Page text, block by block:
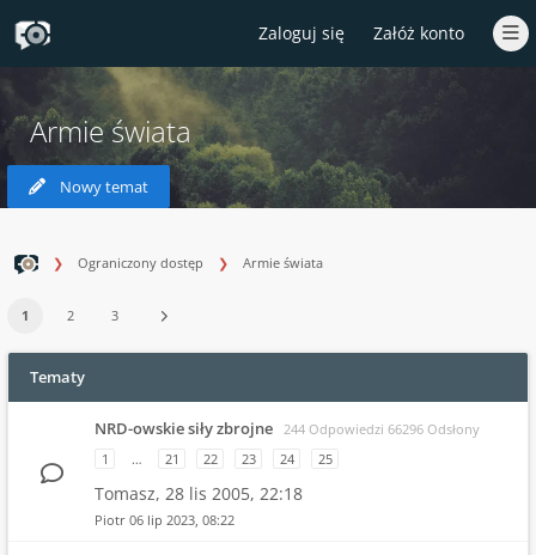
Zaloguj się Załóż konto
Armie świata
Nowy temat
Ograniczony dostęp Armie świata
1 2 3
Tematy
NRD-owskie siły zbrojne 244 Odpowiedzi 66296 Odsłony
1
… 21 22 23 24 25
Tomasz, 28 lis 2005, 22:18
Piotr 06 lip 2023, 08:22